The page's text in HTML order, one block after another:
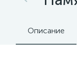
Описание